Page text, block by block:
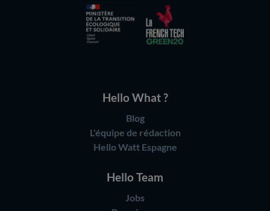
Hello What ?
Blog
L'équipe de rédaction
Hello Watt Espagne
Hello Team
Jobs